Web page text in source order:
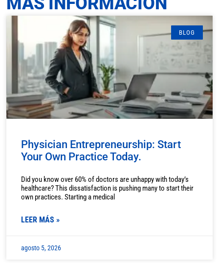
BLOG
Physician Entrepreneurship: Start
Your Own Practice Today.
Did you know over 60% of doctors are unhappy with today’s
healthcare? This dissatisfaction is pushing many to start their
own practices. Starting a medical
LEER MÁS »
agosto 5, 2026